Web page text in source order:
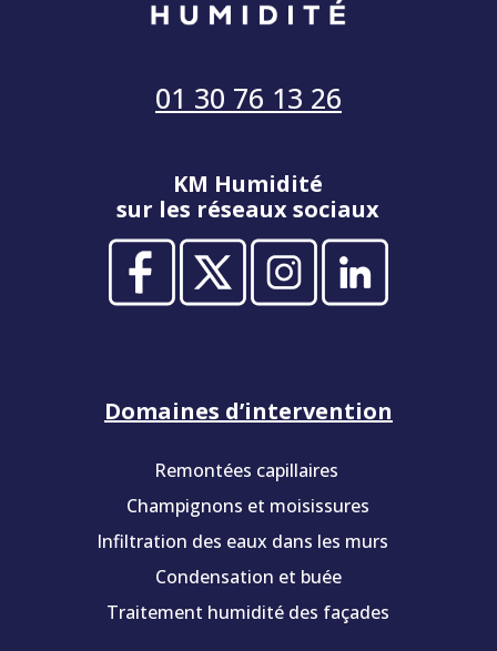
01 30 76 13 26
KM Humidité
sur les réseaux sociaux
Domaines d’intervention
Remontées capillaires
Champignons et moisissures
Infiltration des eaux dans les murs
Condensation et buée
Traitement humidité des façades